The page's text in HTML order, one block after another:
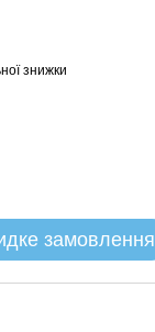
знижки
замовлення